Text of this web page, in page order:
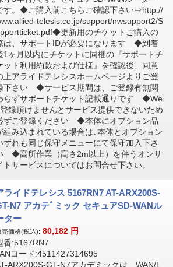
す。◆ご購入前こちらご確認下さい⇒http://
telesis.co.jp/support/nwsupport2/S
更新用のチケットご購入の
は、サポートIDが必要になります ◆到着
1ヶ月以内にチケットに同梱の『サポートチ
ット利用約款および仕様』を確認後、同意
上アライドテレシスホームページよりご登
下さい ◆サービス期間は、ご登録有無関
らずサポートチケット記載通りです ◆We
録頂けませんとサービス提供できないため
ずご登録ください ◆本体にオプション品
組み込まれている場合は､本体とオプション
ずれも同じ保守メニューにて保守加入下さ
◆高所作業（高さ2m以上）を伴うオンサ
トサービスについてはお問合せ下さい。
ライドテレシス 5167RN7 AT-ARX200S-
N7 アカテﾞミック セキュアSD-WANル
ター
売価格(税込): 80,182 円
番:5167RN7
コード:4511427314695
ARX200S-GT-N7アカデミックは、WAN/L